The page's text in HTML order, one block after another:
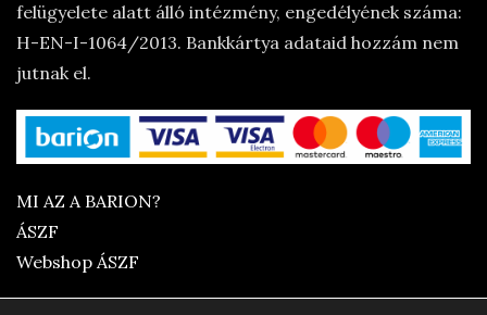
felügyelete alatt álló intézmény, engedélyének száma:
H-EN-I-1064/2013. Bankkártya adataid hozzám nem
jutnak el.
MI AZ A BARION?
ÁSZF
Webshop ÁSZF